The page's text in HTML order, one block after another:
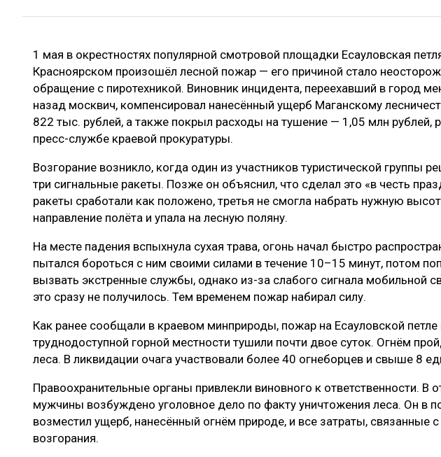
ЛОГИСТИКА
ПРОИЗВОДСТВО ДРЕВЕСНЫХ ПЛИТ
ЦБП
МЕБЕЛЬНОЕ ПРОИЗВОДСТВО
ЭКСПЕРТНОЕ МНЕНИЕ
1 мая в окрестностях популярной смотровой площадки Есауловская
Красноярском произошёл лесной пожар — его причиной стало
обращение с пиротехникой. Виновник инцидента, переехавший в город
назад москвич, компенсировал нанесённый ущерб Маганскому
822 тыс. рублей, а также покрыл расходы на тушение — 1,05 млн рублей,
пресс-службе краевой прокуратуры.
Возгорание возникло, когда один из участников туристической группы
три сигнальные ракеты. Позже он объяснил, что сделал это «в честь
ракеты сработали как положено, третья не смогла набрать нужную
направление полёта и упала на лесную поляну.
На месте падения вспыхнула сухая трава, огонь начал быстро
пытался бороться с ним своими силами в течение 10–15 минут, потом
вызвать экстренные службы, однако из-за слабого сигнала мобильной
это сразу не получилось. Тем временем пожар набирал силу.
Как ранее сообщали в краевом минприроды, пожар на Есауловской петле
труднодоступной горной местности тушили почти двое суток. Огнём
леса. В ликвидации очага участвовали более 40 огнеборцев и свыше 8
Правоохранительные органы привлекли виновного к ответственности. В
мужчины возбуждено уголовное дело по факту уничтожения леса. Он в
возместил ущерб, нанесённый огнём природе, и все затраты, связанные
возгорания.